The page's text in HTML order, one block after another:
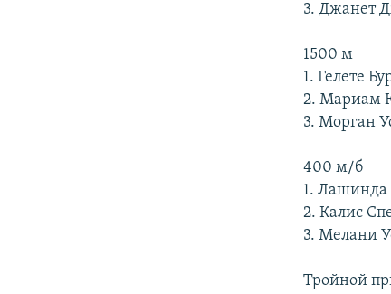
3. Джанет
1500 м
1. Гелете
2. Мариам
3. Морган
400 м/б
1.
2. Калис
3. Мелани
Тройной